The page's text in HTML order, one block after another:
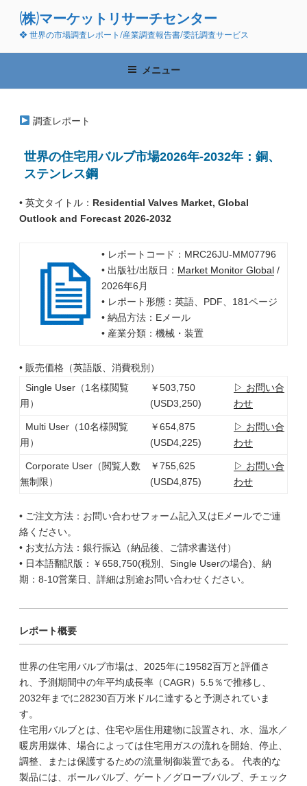
ン
(株)マーケットリサーチセンター
❖ 世界の市場調査レポート/産業調査報告書/委託調査サービス
メニュー
調査レポート
世界の住宅用バルブ市場2026年-2032年：銅、
ステンレス鋼
• 英文タイトル： Residential Valves Market, Global
Outlook and Forecast 2026-2032
• レポートコード：MRC26JU-MM07796
• 出版社/出版日： Market Monitor Global/
2026年6月
• レポート形態：英語、PDF、181ページ
• 納品方法：Eメール
• 産業分類：機械・装置
• 販売価格（英語版、消費税別）
Single User（1名様閲覧
用）
￥503,750
(USD3,250)
▷ お問い合
わせ
Multi User（10名様閲覧
用）
￥654,875
(USD4,225)
▷ お問い合
わせ
Corporate User（閲覧人数
無制限）
￥755,625
(USD4,875)
▷ お問い合
わせ
• ご注文方法：お問い合わせフォーム記入又はEメールでご連
絡ください。
• お支払方法：銀行振込（納品後、ご請求書送付）
• 日本語翻訳版：￥658,750(税別、Single Userの場合)、納
期：8-10営業日、詳細は別途お問い合わせください。
レポート概要
世界の住宅用バルブ市場は、2025年に19582百万と評価さ
れ、予測期間中の年平均成長率（CAGR）5.5％で推移し、
2032年までに28230百万米ドルに達すると予測されていま
す。
住宅用バルブとは、住宅や居住用建物に設置され、水、温水／
暖房用媒体、場合によっては住宅用ガスの流れを開始、停止、
調整、または保護するための流量制御装置である。 代表的な
製品には、ボールバルブ、ゲート／グローブバルブ、チェック